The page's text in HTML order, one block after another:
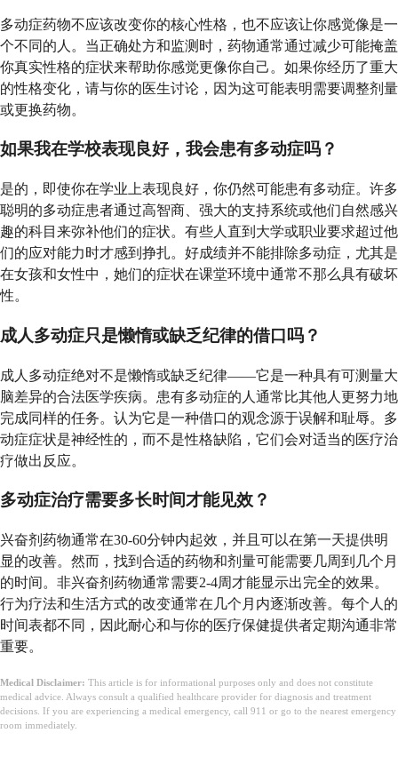
多动症药物不应该改变你的核心性格，也不应该让你感觉像是一
个不同的人。当正确处方和监测时，药物通常通过减少可能掩盖
你真实性格的症状来帮助你感觉更像你自己。如果你经历了重大
的性格变化，请与你的医生讨论，因为这可能表明需要调整剂量
或更换药物。
如果我在学校表现良好，我会患有多动症吗？
是的，即使你在学业上表现良好，你仍然可能患有多动症。许多
聪明的多动症患者通过高智商、强大的支持系统或他们自然感兴
趣的科目来弥补他们的症状。有些人直到大学或职业要求超过他
们的应对能力时才感到挣扎。好成绩并不能排除多动症，尤其是
在女孩和女性中，她们的症状在课堂环境中通常不那么具有破坏
性。
成人多动症只是懒惰或缺乏纪律的借口吗？
成人多动症绝对不是懒惰或缺乏纪律——它是一种具有可测量大
脑差异的合法医学疾病。患有多动症的人通常比其他人更努力地
完成同样的任务。认为它是一种借口的观念源于误解和耻辱。多
动症症状是神经性的，而不是性格缺陷，它们会对适当的医疗治
疗做出反应。
多动症治疗需要多长时间才能见效？
兴奋剂药物通常在30-60分钟内起效，并且可以在第一天提供明
显的改善。然而，找到合适的药物和剂量可能需要几周到几个月
的时间。非兴奋剂药物通常需要2-4周才能显示出完全的效果。
行为疗法和生活方式的改变通常在几个月内逐渐改善。每个人的
时间表都不同，因此耐心和与你的医疗保健提供者定期沟通非常
重要。
Medical Disclaimer: This article is for informational purposes only and does not constitute
medical advice. Always consult a qualified healthcare provider for diagnosis and treatment
decisions. If you are experiencing a medical emergency, call 911 or go to the nearest emergency
room immediately.